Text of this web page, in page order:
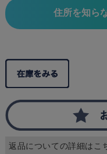
住所を知ら
返品についての詳細はこ